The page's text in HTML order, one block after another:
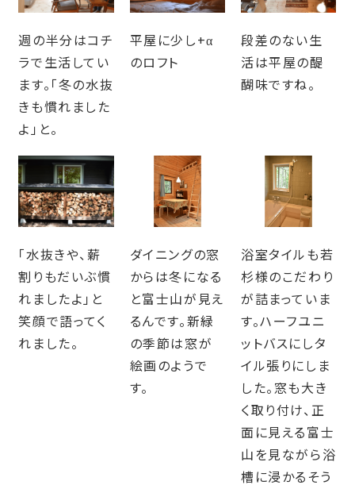
週の半分はコチ
ラで生活してい
ます。「冬の水抜
きも慣れました
よ」と。
平屋に少し+α
のロフト
段差のない生
活は平屋の醍
醐味ですね。
「水抜きや、薪
割りもだいぶ慣
れましたよ」と
笑顔で語ってく
れました。
ダイニングの窓
からは冬になる
と富士山が見え
るんです。新緑
の季節は窓が
絵画のようで
す。
浴室タイルも若
杉様のこだわり
が詰まっていま
す。ハーフユニ
ットバスにしタ
イル張りにしま
した。窓も大き
く取り付け、正
面に見える富士
山を見ながら浴
槽に浸かるそう